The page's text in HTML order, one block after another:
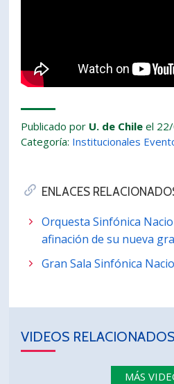
ENLACES
Orquesta Sinfónica
afinación de su nueva
Gran Sala Sinfónica
Publicado por U. de Chile el
Categoría: Institucionales
VIDEOS RELACIONADOS
MÁS